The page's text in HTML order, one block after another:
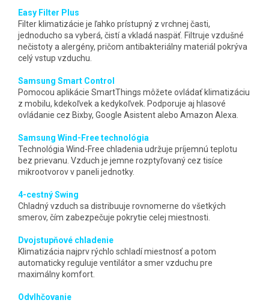
Easy Filter Plus
Filter klimatizácie je ľahko prístupný z vrchnej časti,
jednoducho sa vyberá, čistí a vkladá naspäť. Filtruje vzdušné
nečistoty a alergény, pričom antibakteriálny materiál pokrýva
celý vstup vzduchu.
Samsung Smart Control
Pomocou aplikácie SmartThings môžete ovládať klimatizáciu
z mobilu, kdekoľvek a kedykoľvek. Podporuje aj hlasové
ovládanie cez Bixby, Google Asistent alebo Amazon Alexa.
Samsung Wind-Free technológia
Technológia Wind-Free chladenia udržuje príjemnú teplotu
bez prievanu. Vzduch je jemne rozptyľovaný cez tisíce
mikrootvorov v paneli jednotky.
4-cestný Swing
Chladný vzduch sa distribuuje rovnomerne do všetkých
smerov, čím zabezpečuje pokrytie celej miestnosti.
Dvojstupňové chladenie
Klimatizácia najprv rýchlo schladí miestnosť a potom
automaticky reguluje ventilátor a smer vzduchu pre
maximálny komfort.
Odvlhčovanie